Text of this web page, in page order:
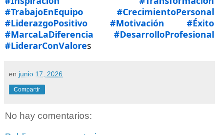
#TrabajoEnEquipo
#CrecimientoPersonal
#LiderazgoPositivo
#Motivación
#Éxito
#MarcaLaDiferencia
#DesarrolloProfesional
#LiderarConValores
en junio 17, 2026
Compartir
No hay comentarios: